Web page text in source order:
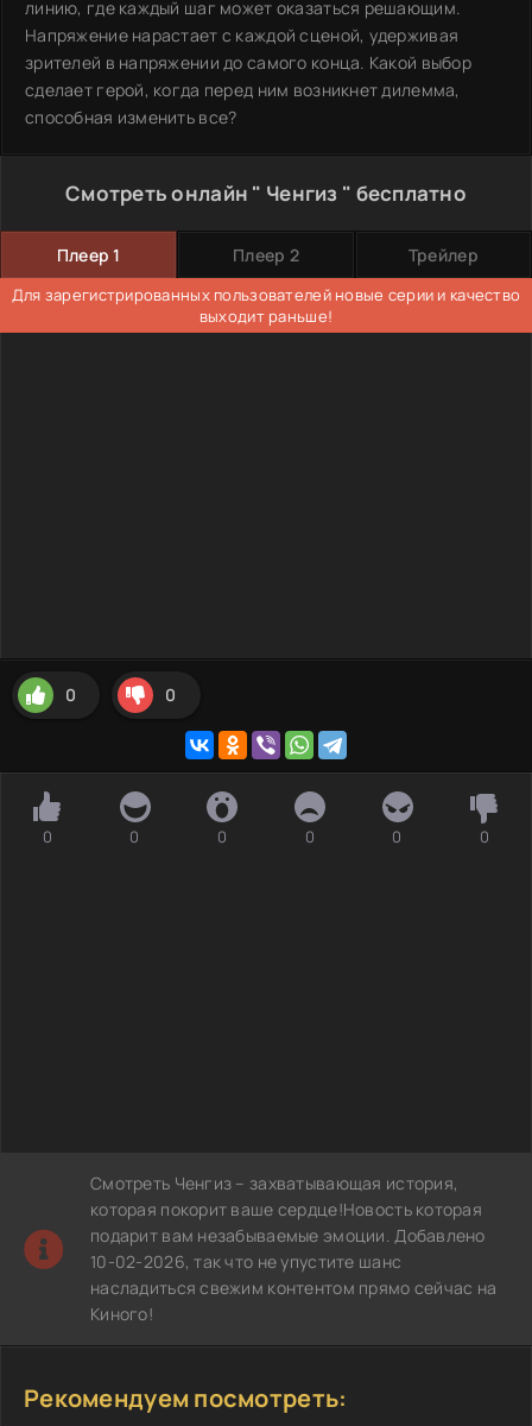
линию, где каждый шаг может оказаться решающим.
Напряжение нарастает с каждой сценой, удерживая
зрителей в напряжении до самого конца. Какой выбор
сделает герой, когда перед ним возникнет дилемма,
способная изменить все?
Смотреть онлайн " Ченгиз " бесплатно
Плеер 1 Плеер 2 Трейлер
Для зарегистрированных пользователей новые серии и качество
выходит раньше!
0 0
0 0 0 0 0 0
Смотреть Ченгиз – захватывающая история,
которая покорит ваше сердце!Новость которая
подарит вам незабываемые эмоции. Добавлено
10-02-2026, так что не упустите шанс
насладиться свежим контентом прямо сейчас на
Киного!
Рекомендуем посмотреть: